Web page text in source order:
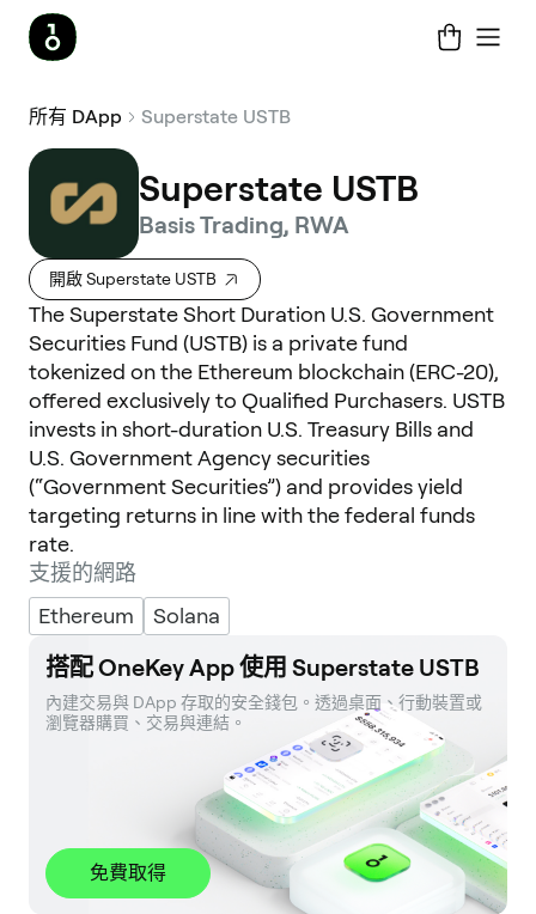
所有 DApp Superstate USTB
Superstate USTB
Basis Trading, RWA
開啟 Superstate USTB
The Superstate Short Duration U.S. Government
Securities Fund (USTB) is a private fund
tokenized on the Ethereum blockchain (ERC-20),
offered exclusively to Qualified Purchasers. USTB
invests in short-duration U.S. Treasury Bills and
U.S. Government Agency securities
(“Government Securities”) and provides yield
targeting returns in line with the federal funds
rate.
支援的網路
Ethereum
Solana
搭配 OneKey App 使用 Superstate USTB
內建交易與 DApp 存取的安全錢包。透過桌面、行動裝置或
瀏覽器購買、交易與連結。
免費取得